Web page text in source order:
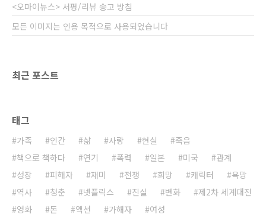
<오마이뉴스> 서평/리뷰 송고 방침
모든 이미지는 인용 목적으로 사용되었습니다
최근 포스트
태그
가족 인간 삶 사랑 현실
죽음
책으로 책하다
연기 폭력 일본 미국
관계
성장
피해자 재미 전쟁 희망 캐릭터
욕망
역사
청춘 넷플릭스 진실 변화
제2차 세계대전
영화
돈 액션 가해자 여성